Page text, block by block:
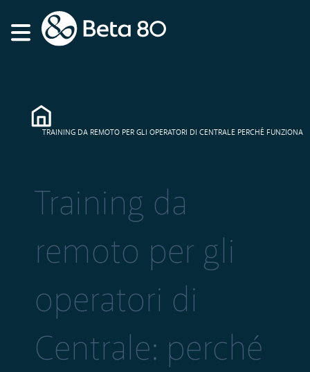
TRAINING DA REMOTO PER GLI OPERATORI DI CENTRALE PERCHÉ FUNZIONA
Training da
remoto per gli
operatori di
Centrale: perché